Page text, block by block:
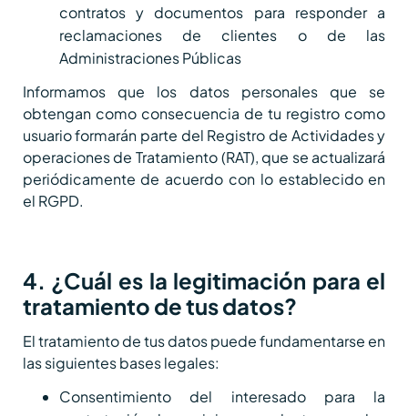
contratos y documentos para responder a
reclamaciones de clientes o de las
Administraciones Públicas
Informamos que los datos personales que se
obtengan como consecuencia de tu registro como
usuario formarán parte del Registro de Actividades y
operaciones de Tratamiento (RAT), que se actualizará
periódicamente de acuerdo con lo establecido en
el RGPD.
4. ¿Cuál es la legitimación para el
tratamiento de tus datos?
El tratamiento de tus datos puede fundamentarse en
las siguientes bases legales:
Consentimiento del interesado para la